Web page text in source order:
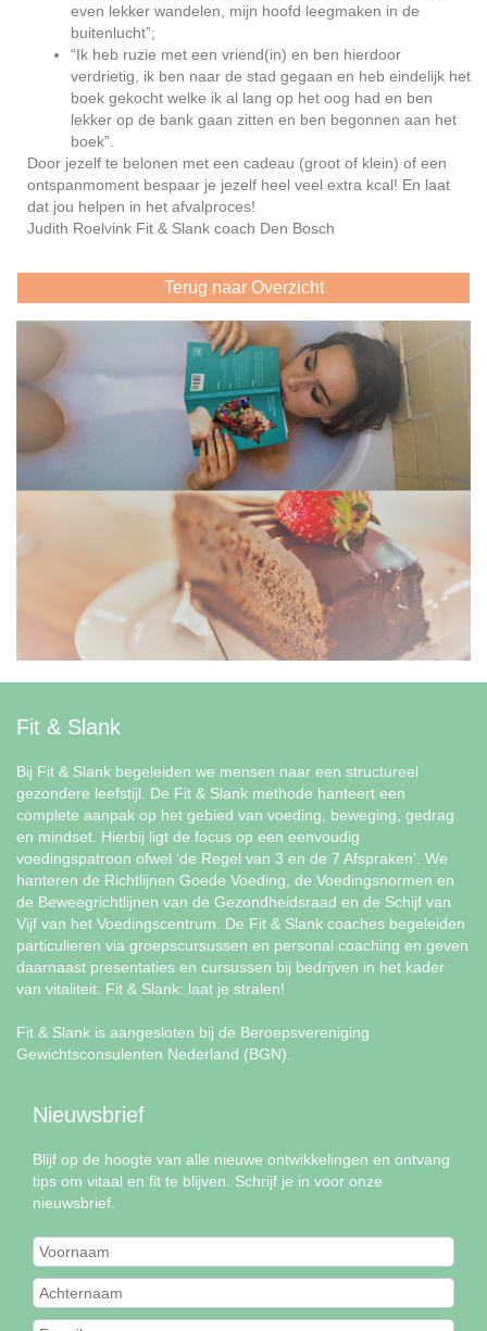
even lekker wandelen, mijn hoofd leegmaken in de
buitenlucht”;
“Ik heb ruzie met een vriend(in) en ben hierdoor
verdrietig, ik ben naar de stad gegaan en heb eindelijk het
boek gekocht welke ik al lang op het oog had en ben
lekker op de bank gaan zitten en ben begonnen aan het
boek”.
Door jezelf te belonen met een cadeau (groot of klein) of een
ontspanmoment bespaar je jezelf heel veel extra kcal! En laat
dat jou helpen in het afvalproces!
Judith Roelvink Fit & Slank coach Den Bosch
Terug naar Overzicht
Fit & Slank
Bij Fit & Slank begeleiden we mensen naar een structureel
gezondere leefstijl. De Fit & Slank methode hanteert een
complete aanpak op het gebied van voeding, beweging, gedrag
en mindset. Hierbij ligt de focus op een eenvoudig
voedingspatroon ofwel ‘de Regel van 3 en de 7 Afspraken’. We
hanteren de Richtlijnen Goede Voeding, de Voedingsnormen en
de Beweegrichtlijnen van de Gezondheidsraad en de Schijf van
Vijf van het Voedingscentrum. De Fit & Slank coaches begeleiden
particulieren via groepscursussen en personal coaching en geven
daarnaast presentaties en cursussen bij bedrijven in het kader
van vitaliteit. Fit & Slank: laat je stralen!
Fit & Slank is aangesloten bij de Beroepsvereniging
Gewichtsconsulenten Nederland (BGN).
Nieuwsbrief
Blijf op de hoogte van alle nieuwe ontwikkelingen en ontvang
tips om vitaal en fit te blijven. Schrijf je in voor onze
nieuwsbrief.